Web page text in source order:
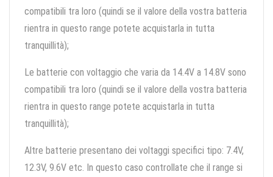
compatibili tra loro (quindi se il valore della vostra batteria
rientra in questo range potete acquistarla in tutta
tranquillità);
Le batterie con voltaggio che varia da 14.4V a 14.8V sono
compatibili tra loro (quindi se il valore della vostra batteria
rientra in questo range potete acquistarla in tutta
tranquillità);
Altre batterie presentano dei voltaggi specifici tipo: 7.4V,
12.3V, 9.6V etc. In questo caso controllate che il range si